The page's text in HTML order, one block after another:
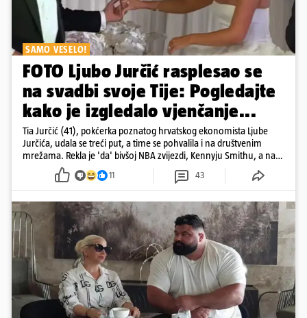
SAMO VESELO!
FOTO Ljubo Jurčić rasplesao se
na svadbi svoje Tije: Pogledajte
kako je izgledalo vjenčanje...
Tia Jurčić (41), pokćerka poznatog hrvatskog ekonomista Ljube
Jurčića, udala se treći put, a time se pohvalila i na društvenim
mrežama. Rekla je 'da' bivšoj NBA zvijezdi, Kennyju Smithu, a na
snimkama i fotografijama je pokazala vesele trenutke s vjenčanja
11 43